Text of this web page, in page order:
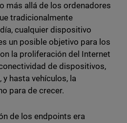
más allá de los ordenadores
tradicionalmente
cualquier dispositivo
un posible objetivo para los
la proliferación del Internet
de dispositivos,
hasta vehículos, la
para de crecer.
de los endpoints era